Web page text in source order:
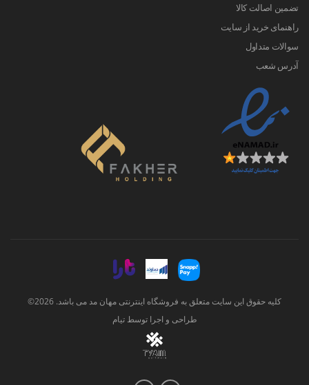
تضمین اصالت کالا
راهنمای خرید از سایت
سوالات متداول
آدرس شعب
کلیه حقوق این سایت متعلق به فروشگاه اینترنتی مهان مد می باشد. 2026©
طراحی و اجرا توسطتیام